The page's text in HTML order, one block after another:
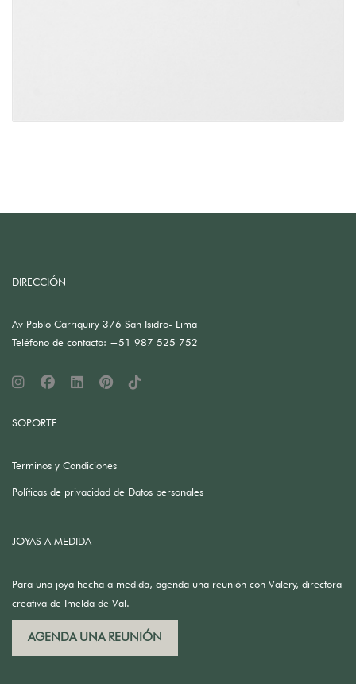
DIRECCIÓN
Av Pablo Carriquiry 376 San Isidro- Lima
Teléfono de contacto: +51 987 525 752
SOPORTE
Terminos y Condiciones
Políticas de privacidad de Datos personales
JOYAS A MEDIDA
Para una joya hecha a medida, agenda una reunión con Valery, directora
creativa de Imelda de Val.
AGENDA UNA REUNIÓN